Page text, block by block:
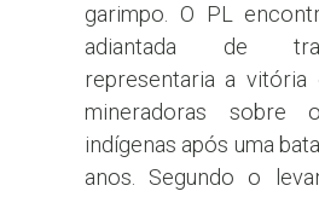
garimpo. O PL
adiantada de
representaria a vitória
mineradoras sobre
indígenas após uma
anos. Segundo o